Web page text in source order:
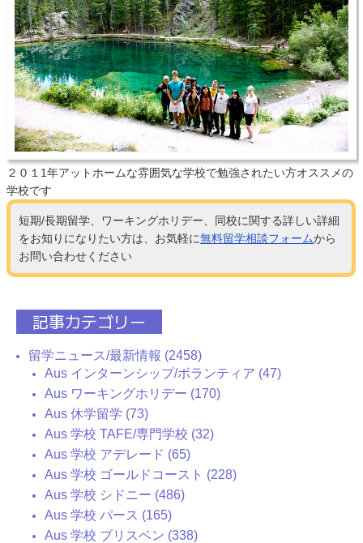
２０１1年アットホームな雰囲気な学校で勉強されたい方オススメの
学校です
短期/長期留学、ワーキングホリデー、同校に関する詳しい詳細
をお知りになりたい方は、お気軽に無料留学相談フォームから
お問い合わせください
記事カテゴリー
留学ニュース/最新情報 (2458)
Aus インターンシップ/ボランティア (47)
Aus ワーキングホリデー (170)
Aus 休学留学 (73)
Aus 学校 TAFE/専門学校 (32)
Aus 学校 アデレード (65)
Aus 学校 ゴールドコースト (228)
Aus 学校 シドニー (486)
Aus 学校 パース (165)
Aus 学校 ブリスベン (338)